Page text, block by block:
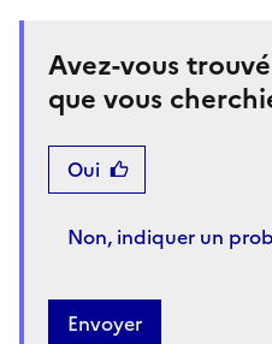
Avez-vous
que vous
Oui
Non, indiquer un